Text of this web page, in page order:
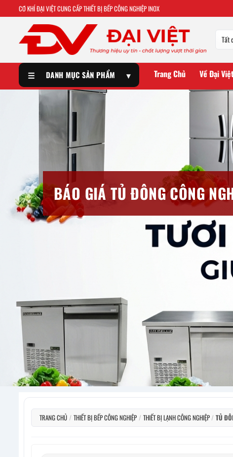
CƠ KHÍ ĐẠI VIỆT CUNG CẤP THIẾT BỊ BẾP CÔNG NGHIỆP INOX
☰ DANH MỤC SẢN PHẨM ▾ Trang Chủ Về Đại
BÁO GIÁ TỦ ĐÔNG CÔNG
TRANG CHỦ / THIẾT BỊ BẾP CÔNG NGHIỆP / THIẾT BỊ LẠNH CÔNG NGHIỆP / TỦ